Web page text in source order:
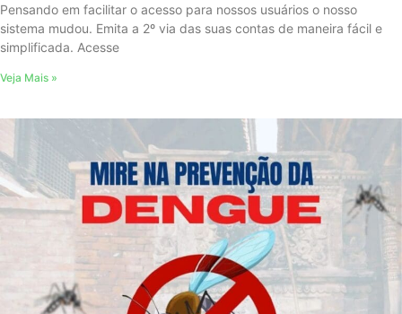
Pensando em facilitar o acesso para nossos usuários o nosso
sistema mudou. Emita a 2º via das suas contas de maneira fácil e
simplificada. Acesse
Veja Mais »